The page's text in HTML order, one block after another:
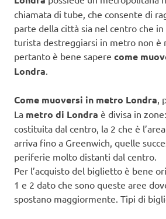
chiamata di tube, che consente di
parte della città sia nel centro che
turista destreggiarsi in metro non è
pertanto è bene sapere come
Londra.
Come muoversi in metro Londra,
La metro di Londra è divisa in
costituita dal centro, la 2 che è
arriva fino a Greenwich, quelle
periferie molto distanti dal centro.
Per l’acquisto del biglietto è bene
1 e 2 dato che sono queste aree
spostano maggiormente. Tipi di